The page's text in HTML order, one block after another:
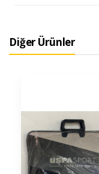
Diğer Ürünler